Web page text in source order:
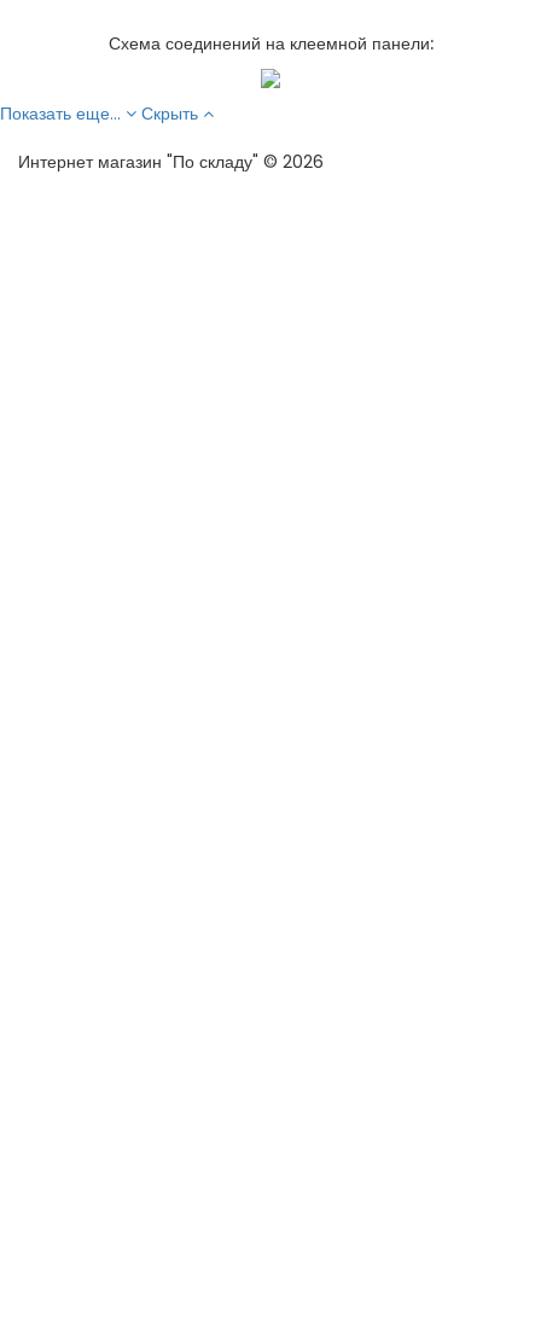
Схема соединений на клеемной панели:
Показать еще...
Скрыть
Интернет магазин "По складу" © 2026